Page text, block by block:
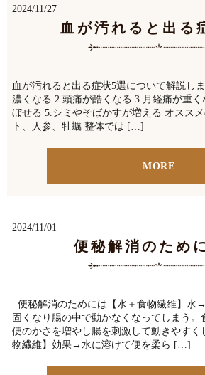
2024/11/27
血が汚れると出る
血が汚れると出る症状5選について解説し
濃くなる 2.頭痛が酷くなる 3.月経痛が重
ぼせる 5.シミやそばかすが増える オスス
ト、人参、牡蠣 整体では […]
MORE
2024/11/01
便秘解消のため
便秘解消のためには【水＋食物繊維】水
固くなり腸の中で動かなくなってしまう
便のかさを増やし腸を刺激して動きやすく
物繊維】効果→水に溶けて便を柔ら […]